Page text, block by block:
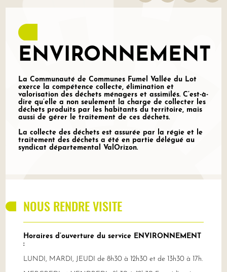
ENVIRONNEMENT
La Communauté de Communes Fumel Vallée du Lot
exerce la compétence collecte, élimination et
valorisation des déchets ménagers et assimilés. C’est-à-
dire qu’elle a non seulement la charge de collecter les
déchets produits par les habitants du territoire, mais
aussi de gérer le traitement de ces déchets.
La collecte des déchets est assurée par la régie et le
traitement des déchets a été en partie délégué au
syndicat départemental ValOrizon.
NOUS RENDRE VISITE
Horaires d’ouverture du service ENVIRONNEMENT
:
LUNDI, MARDI, JEUDI de 8h30 à 12h30 et de 13h30 à 17h.